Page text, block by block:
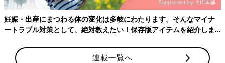
妊娠・出産にまつわる体の変化は多岐にわたります。そんなマイナ
ートラブル対策として、絶対教えたい！保存版アイテムを紹介しま
連載一覧へ